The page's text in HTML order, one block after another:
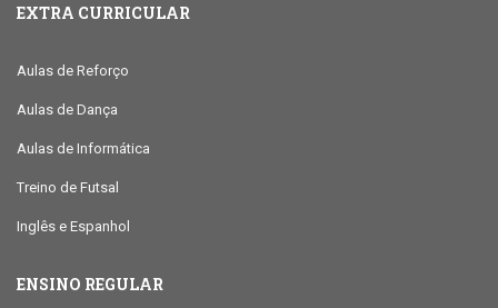
EXTRA CURRICULAR
Aulas de Reforço
Aulas de Dança
Aulas de Informática
Treino de Futsal
Inglês e Espanhol
ENSINO REGULAR